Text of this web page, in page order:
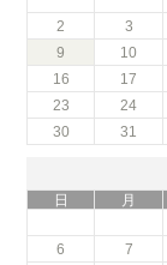
2
3
9
10
16
17
23
24
30
31
日
月
6
7